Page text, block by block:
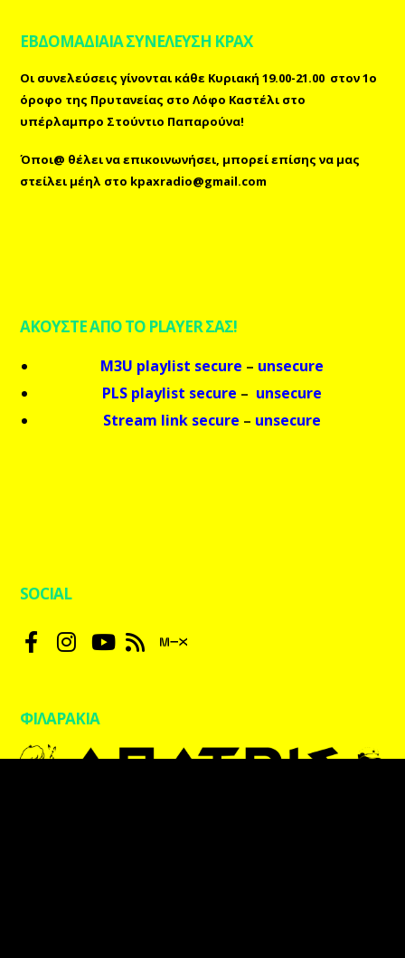
ΕΒΔΟΜΑΔΙΑΙΑ ΣΥΝΕΛΕΥΣΗ ΚΡΑΧ
Οι συνελεύσεις γίνονται κάθε Κυριακή 19.00-21.00 στον 1ο
όροφο της Πρυτανείας στο Λόφο Καστέλι στο
υπέρλαμπρο Στούντιο Παπαρούνα!
Όποι@ θέλει να επικοινωνήσει, μπορεί επίσηςνα μας
στείλει μέηλ στο kpaxradio@gmail.com
ΑΚΟΥΣΤΕ ΑΠΟ ΤΟ PLAYER ΣΑΣ!
M3U playlist secure – unsecure
PLS playlist secure – unsecure
Stream link secure – unsecure
SOCIAL
ΦΙΛΑΡΑΚΙΑ